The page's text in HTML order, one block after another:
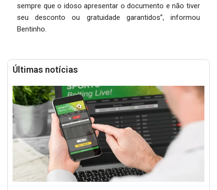
sempre que o idoso apresentar o documento e não tiver
seu desconto ou gratuidade garantidos”, informou
Bentinho.
Últimas notícias